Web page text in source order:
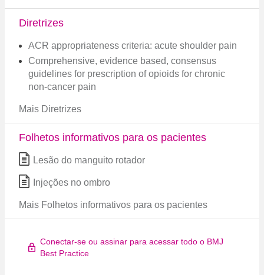
Diretrizes
ACR appropriateness criteria: acute shoulder pain
Comprehensive, evidence based, consensus
guidelines for prescription of opioids for chronic
non-cancer pain
Mais Diretrizes
Folhetos informativos para os pacientes
Lesão do manguito rotador
Injeções no ombro
Mais Folhetos informativos para os pacientes
Conectar-se ou assinar para acessar todo o BMJ
Best Practice